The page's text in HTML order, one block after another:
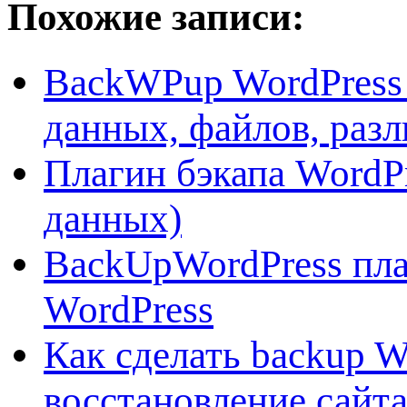
Похожие записи:
BackWPup
данных, файлов,
Плагин бэкапа
данных)
BackUpWordPress
WordPress
Как сделать backup